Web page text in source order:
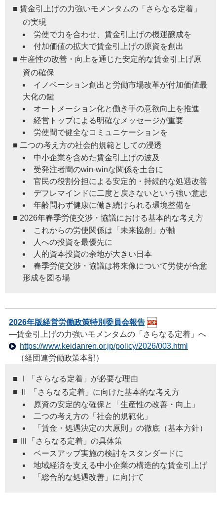
■ 賃金引上げの力強いモメンタムの「さらなる定着」
の実現
労使で力を合わせ、賃金引上げの機運醸成を
付加価値の拡大で賃金引上げの原資を創出
■ 生産性の改善・向上を通じた安定的な賃金引上げ原
資の確保
イノベーション創出と労働市場改革が付加価値最
大化の鍵
オートメーション化と働き手の意欲向上を推進
経営トップによる明確なメッセージが重要
労使間で健全なコミュニケーションを
■ 二つの考え方の社会的規範としての浸透
中小企業を含めた賃金引上げの波及
受発注者間のwin-winな関係を土台に
官民の役割分担による安定的・持続的な処遇改善
デフレマインドに二度と戻さないという強い意志
年齢問わず健康に働き続けられる環境整備を
■ 2026年春季労使交渉・協議における基本的な考え方
これからの労使関係は「未来協創」が軸
人への投資を最優先に
人的資本投資の余地が大きい日本
春季労使交渉・協議は将来像について労使が合意
形成を図る場
2026年版経営労働政策特別委員会報告
―賃金引上げの力強いモメンタムの「さらなる定着」へ
https://www.keidanren.or.jp/policy/2026/003.html
（経団連労働政策本部）
■ Ⅰ「さらなる定着」が必要な理由
■ Ⅱ 「さらなる定着」に向けた基本的な考え方
原資の安定的な確保と「生産性の改善・向上」
二つの考え方の「社会的規範化」
「賃金・処遇決定の大原則」の徹底（基本方針）
■ Ⅲ「さらなる定着」の具体策
ベースアップ実施の検討をスタンダードに
地域経済を支える中小企業の構造的な賃金引上げ
「総合的な処遇改善」に向けて